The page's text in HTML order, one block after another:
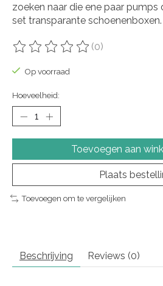
zoeken naar die ene paar pumps
set transparante schoenenboxen.
De beoordeling van dit product is
(0)
Op voorraad
Hoeveelheid:
Toevoegen aan
Plaats
Toevoegen om te vergelijken
Beschrijving Reviews (0)